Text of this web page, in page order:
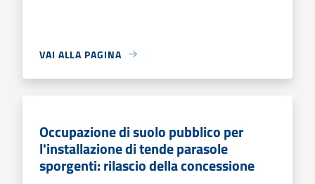
VAI ALLA PAGINA
Occupazione di suolo pubblico per
l'installazione di tende parasole
sporgenti: rilascio della concessione